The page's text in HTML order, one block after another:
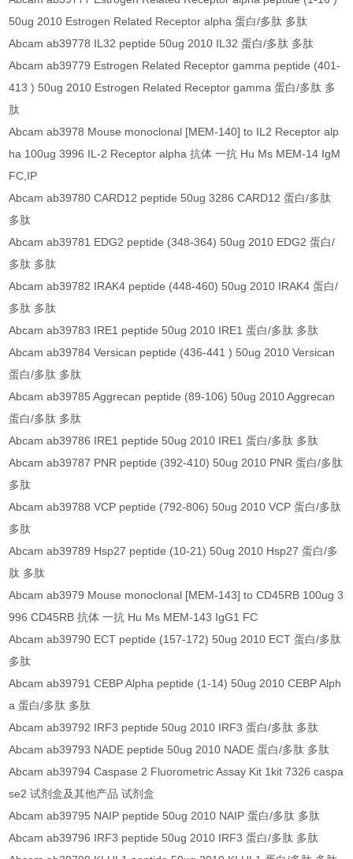
50ug 2010 Estrogen Related Receptor alpha 蛋白/多肽 多肽
Abcam ab39778 IL32 peptide 50ug 2010 IL32 蛋白/多肽 多肽
Abcam ab39779 Estrogen Related Receptor gamma peptide (401-
413 ) 50ug 2010 Estrogen Related Receptor gamma 蛋白/多肽 多
肽
Abcam ab3978 Mouse monoclonal [MEM-140] to IL2 Receptor alp
ha 100ug 3996 IL-2 Receptor alpha 抗体 一抗 Hu Ms MEM-14 IgM
FC,IP
Abcam ab39780 CARD12 peptide 50ug 3286 CARD12 蛋白/多肽
多肽
Abcam ab39781 EDG2 peptide (348-364) 50ug 2010 EDG2 蛋白/
多肽 多肽
Abcam ab39782 IRAK4 peptide (448-460) 50ug 2010 IRAK4 蛋白/
多肽 多肽
Abcam ab39783 IRE1 peptide 50ug 2010 IRE1 蛋白/多肽 多肽
Abcam ab39784 Versican peptide (436-441 ) 50ug 2010 Versican
蛋白/多肽 多肽
Abcam ab39785 Aggrecan peptide (89-106) 50ug 2010 Aggrecan
蛋白/多肽 多肽
Abcam ab39786 IRE1 peptide 50ug 2010 IRE1 蛋白/多肽 多肽
Abcam ab39787 PNR peptide (392-410) 50ug 2010 PNR 蛋白/多肽
多肽
Abcam ab39788 VCP peptide (792-806) 50ug 2010 VCP 蛋白/多肽
多肽
Abcam ab39789 Hsp27 peptide (10-21) 50ug 2010 Hsp27 蛋白/多
肽 多肽
Abcam ab3979 Mouse monoclonal [MEM-143] to CD45RB 100ug 3
996 CD45RB 抗体 一抗 Hu Ms MEM-143 IgG1 FC
Abcam ab39790 ECT peptide (157-172) 50ug 2010 ECT 蛋白/多肽
多肽
Abcam ab39791 CEBP Alpha peptide (1-14) 50ug 2010 CEBP Alph
a 蛋白/多肽 多肽
Abcam ab39792 IRF3 peptide 50ug 2010 IRF3 蛋白/多肽 多肽
Abcam ab39793 NADE peptide 50ug 2010 NADE 蛋白/多肽 多肽
Abcam ab39794 Caspase 2 Fluorometric Assay Kit 1kit 7326 caspa
se2 试剂盒及其他产品 试剂盒
Abcam ab39795 NAIP peptide 50ug 2010 NAIP 蛋白/多肽 多肽
Abcam ab39796 IRF3 peptide 50ug 2010 IRF3 蛋白/多肽 多肽